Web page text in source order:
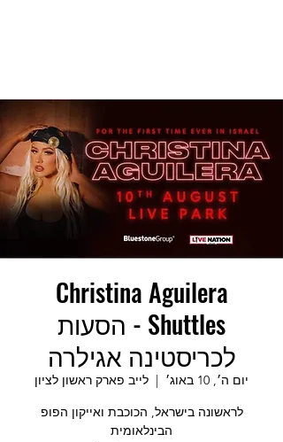
Christina Aguilera
Shuttles - הסעות
לכריסטינה אגילרה
יום ה׳, 10 באוג׳
  |
לייב פארק ראשון לציון
לראשונה בישראל, הכוכבת ואייקון הפופ